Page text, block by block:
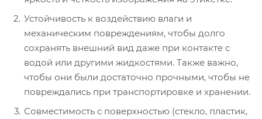
Устойчивость к воздействию влаги и
механическим повреждениям, чтобы долго
сохранять внешний вид даже при контакте с
водой или другими жидкостями. Также важно,
чтобы они были достаточно прочными, чтобы не
повреждались при транспортировке и хранении.
Совместимость с поверхностью (стекло, пластик,